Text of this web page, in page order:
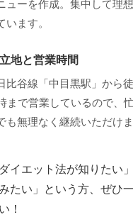
ューを作成。集中して理
ます。
地と営業時間
比谷線「中目黒駅」から
まで営業しているので、
無理なく継続いただけま
イエット法が知りたい
たい」という方、ぜひ
！